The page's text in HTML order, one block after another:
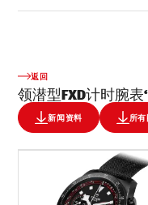
返回
领潜型FXD计时腕
新闻资料 所